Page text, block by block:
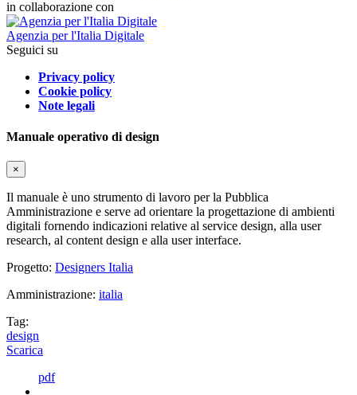
in collaborazione con
Agenzia per l'Italia Digitale
Seguici su
Privacy policy
Cookie policy
Note legali
Manuale operativo di design
×
Il manuale è uno strumento di lavoro per la Pubblica
Amministrazione e serve ad orientare la progettazione di ambienti
digitali fornendo indicazioni relative al service design, alla user
research, al content design e alla user interface.
Progetto: Designers Italia
Amministrazione: italia
Tag:
design
Scarica
pdf